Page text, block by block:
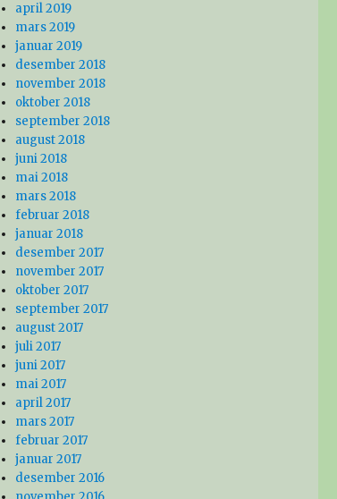
april 2019
mars 2019
januar 2019
desember 2018
november 2018
oktober 2018
september 2018
august 2018
juni 2018
mai 2018
mars 2018
februar 2018
januar 2018
desember 2017
november 2017
oktober 2017
september 2017
august 2017
juli 2017
juni 2017
mai 2017
april 2017
mars 2017
februar 2017
januar 2017
desember 2016